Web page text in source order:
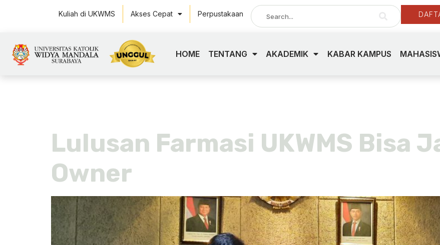
Kuliah di UKWMS Akses Cepat Perpustakaan
HOME TENTANG AKADEMIK KABAR KAMPUS
Lulusan Farmasi UKWMS Bisa
Owner